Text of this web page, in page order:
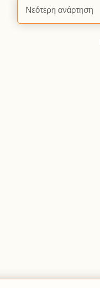
Νεότερη ανάρτηση